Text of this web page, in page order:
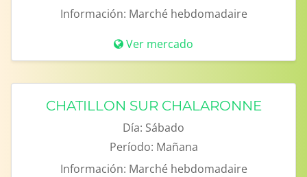
Información: Marché hebdomadaire
Ver mercado
CHATILLON SUR CHALARONNE
Día: Sábado
Período: Mañana
Información: Marché hebdomadaire